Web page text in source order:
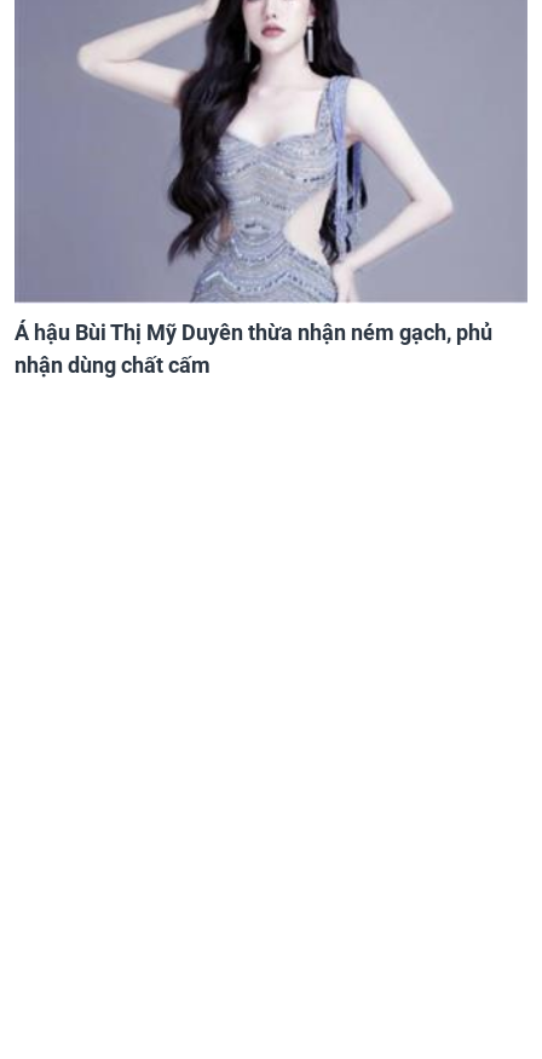
Á hậu Bùi Thị Mỹ Duyên thừa nhận ném gạch, phủ
nhận dùng chất cấm